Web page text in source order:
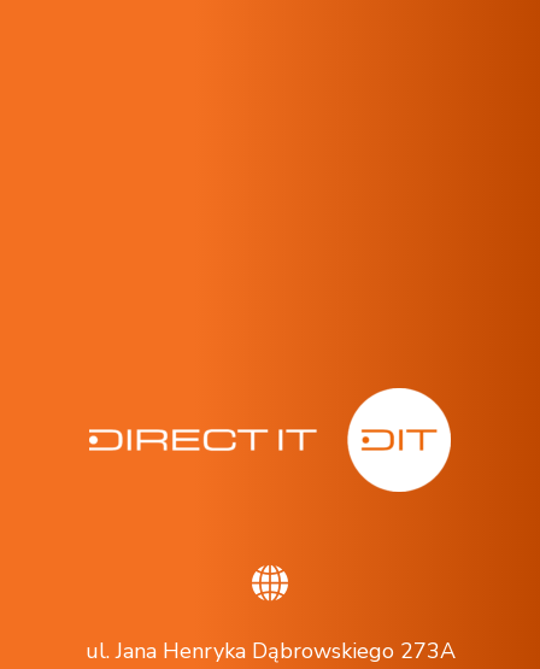
ul. Jana Henryka Dąbrowskiego 273A